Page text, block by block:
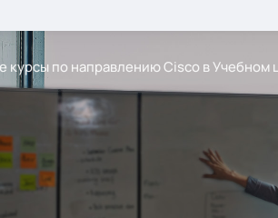
курсы по направлению Cisco в Учебном